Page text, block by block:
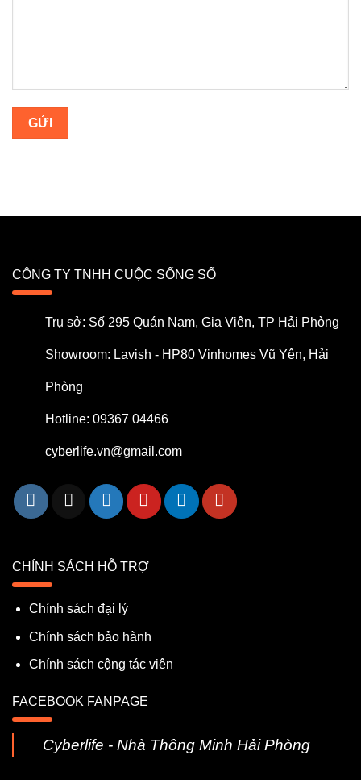
CÔNG TY TNHH CUỘC SỐNG SỐ
Trụ sở: Số 295 Quán Nam, Gia Viên, TP Hải Phòng
Showroom: Lavish - HP80 Vinhomes Vũ Yên, Hải
Phòng
Hotline: 09367 04466
cyberlife.vn@gmail.com
CHÍNH SÁCH HỖ TRỢ
Chính sách đại lý
Chính sách bảo hành
Chính sách cộng tác viên
FACEBOOK FANPAGE
Cyberlife - Nhà Thông Minh Hải Phòng